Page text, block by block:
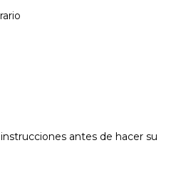
antes de hacer su